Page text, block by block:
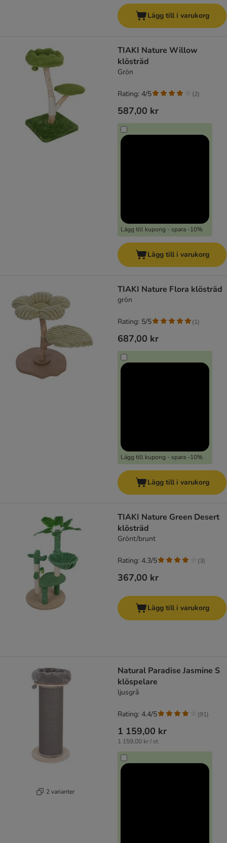
Lägg till i varukorg
TIAKI Nature Willow
klösträd
Grön
587,00 kr
Lägg till kupong - spara -10%
Rating: 4/5 (2)
Lägg till i varukorg
TIAKI Nature Flora klösträd
grön
687,00 kr
Lägg till kupong - spara -10%
Rating: 5/5 (1)
Lägg till i varukorg
TIAKI Nature Green Desert
klösträd
Grönt/brunt
367,00 kr
Rating: 4.3/5 (3)
Lägg till i varukorg
2 varianter
Natural Paradise Jasmine S
klöspelare
ljusgrå
1 159,00 kr
1 159,00 kr / st
Rating: 4.4/5 (91)